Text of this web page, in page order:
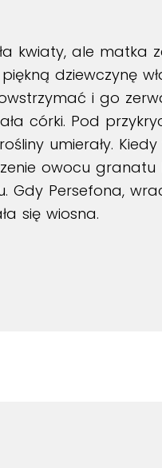
kwiaty, ale matka
dziewczynę
i go
córki. Pod
umierały.
owocu granatu
Persefona,
się wiosna.